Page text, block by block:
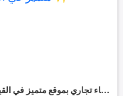
✨ للّكراء فضاء تجاري بموقع متميز في القيروان ✨